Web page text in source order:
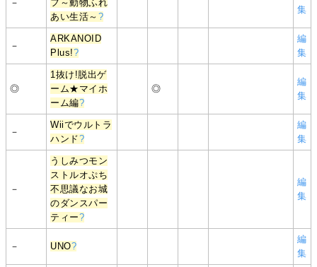
－
フ～動物ふれ
あい生活～ ?
集
－
ARKANOID
Plus!?
編
集
◎
1抜け!脱出ゲ
ーム★マイホ
ーム編?
◎
編
集
－
Wiiでウルトラ
ハンド?
編
集
－
うしみつモン
ストルオぷち
不思議なお城
のダンスパー
ティー?
編
集
－ UNO?
編
集